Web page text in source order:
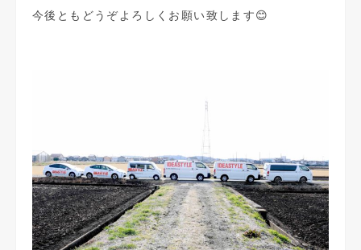
今後ともどうぞよろしくお願い致します😊